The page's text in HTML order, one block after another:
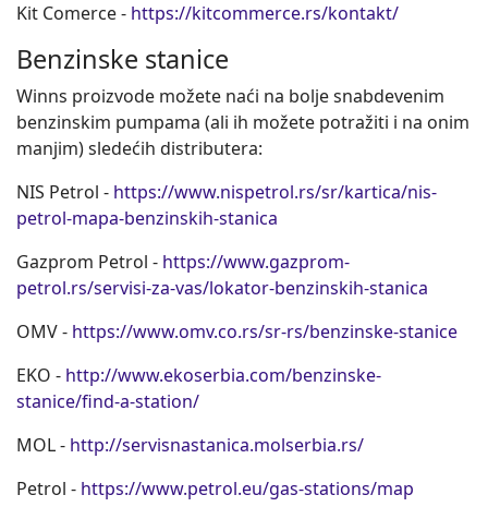
Kit Comerce - https://kitcommerce.rs/kontakt/
Benzinske stanice
Winns proizvode možete naći na bolje snabdevenim
benzinskim pumpama (ali ih možete potražiti i na onim
manjim) sledećih distributera:
NIS Petrol - https://www.nispetrol.rs/sr/kartica/nis-
petrol-mapa-benzinskih-stanica
Gazprom Petrol - https://www.gazprom-
petrol.rs/servisi-za-vas/lokator-benzinskih-stanica
OMV - https://www.omv.co.rs/sr-rs/benzinske-stanice
EKO - http://www.ekoserbia.com/benzinske-
stanice/find-a-station/
MOL - http://servisnastanica.molserbia.rs/
Petrol - https://www.petrol.eu/gas-stations/map